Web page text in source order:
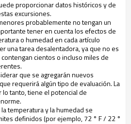
proporcionar datos históricos y de
excursiones.
probablemente no tengan un
tener en cuenta los efectos de
o humedad en cada artículo
una tarea desalentadora, ya que no es
cientos o incluso miles de
que se agregarán nuevos
requerirá algún tipo de evaluación. La
tanto, tiene el potencial de
temperatura y la humedad se
definidos (por ejemplo, 72 ° F / 22 °